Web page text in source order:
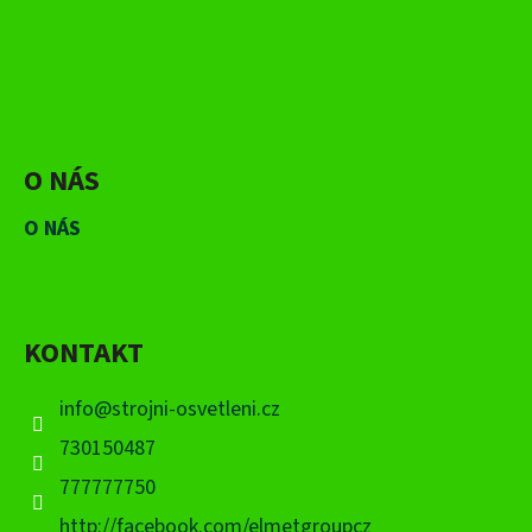
O NÁS
O NÁS
KONTAKT
info@strojni-osvetleni.cz
730150487
777777750